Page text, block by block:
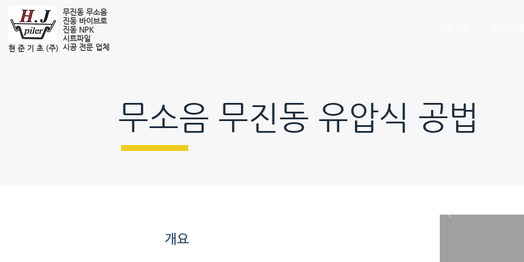
무진동 무소음
진동 바이브로
진동 NPK
시트파일
​시공 전문 업체
​현 준 기 초 (주)
무소음 무진동 유압식 공법
개요